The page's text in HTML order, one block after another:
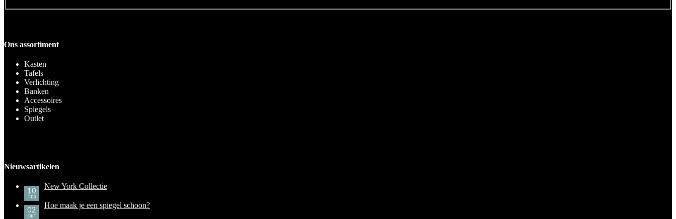
Ons assortiment
Kasten
Tafels
Verlichting
Banken
Accessoires
Spiegels
Outlet
Nieuwsartikelen
10
FEB
New York Collectie
02
OKT
Hoe maak je een spiegel schoon?